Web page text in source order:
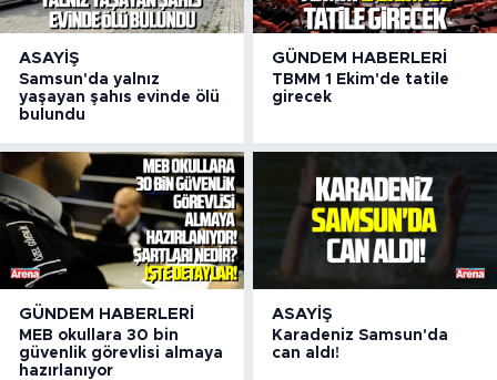
ASAYIŞ
Samsun'da yalnız
yaşayan şahıs evinde ölü
bulundu
GÜNDEM HABERLERI
TBMM 1 Ekim'de tatile
girecek
GÜNDEM HABERLERI
MEB okullara 30 bin
güvenlik görevlisi almaya
hazırlanıyor
ASAYIŞ
Karadeniz Samsun'da
can aldı!